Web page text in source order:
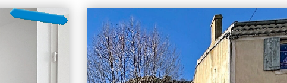
bénéficie de
chauffage
RT 2012 et
des écoles et
pratique. Une
à 2927€
en cours.
disponibles sur
garage ainsi que de trois places de parking
idéalement les prestations de cet appartement. Fonctionnel et bien agencé, cet
appartement saura séduire les personnes en
bénéficiant d'espaces extérieurs généreux
stationnement.